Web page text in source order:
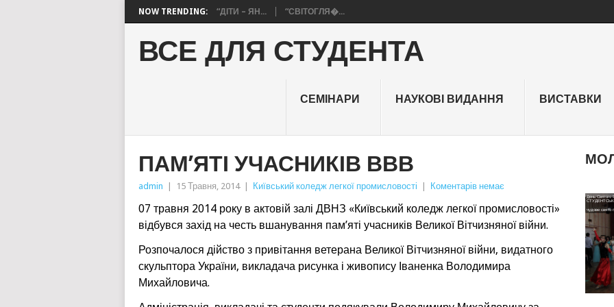
NOW TRENDING: “ДІТИ – ЯН... “СВІТОГЛЯ�...
ВСЕ ДЛЯ СТУДЕНТА
СЕМІНАРИ НАУКОВІ ВИДАННЯ ВИСТАВКИ
ПАМ’ЯТІ УЧАСНИКІВ ВВВ
admin 15 Травня, 2014 Київський коледж легкої промисловості Коментарів немає
07 травня 2014 року в актовій залі ДВНЗ «Київський коледж легкої промисловості»
відбувся захід на честь вшанування пам’яті учасників Великої Вітчизняної війни.
Розпочалося дійство з привітання ветерана Великої Вітчизняної війни, видатного
скульптора України, викладача рисунка і живопису Іваненка Володимира
Михайловича.
День Святого
чудове свято
22 лютого на
виконавчий та
До заходу
ГЕРОЯМ
17 лютого в
комітетами
…